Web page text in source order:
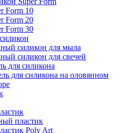
Form 10
Form 20
Form 30
силикон для мыла
силикон для свечей
для силикона
для силикона на оловянном
пластик
Poly Art